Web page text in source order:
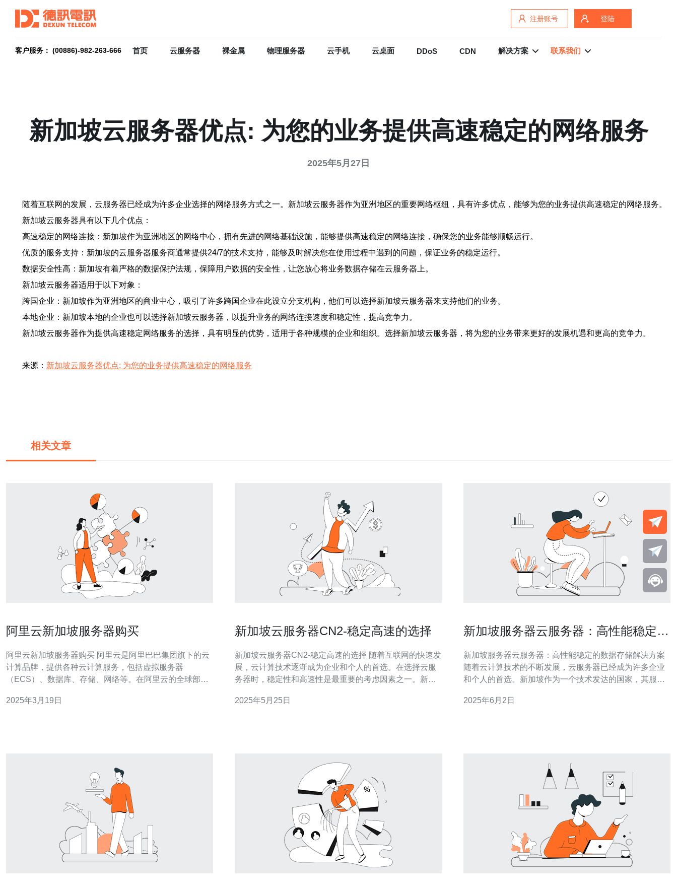
注册账号 登陆
客户服务： (00886)-982-263-666 首页 云服务器 裸金属 物理服务器 云手机 云桌面 DDoS CDN 解决方案 联系我们
新加坡云服务器优点: 为您的业务提供高速稳定的网络服务
2025年5月27日
随着互联网的发展，云服务器已经成为许多企业选择的网络服务方式之一。新加坡云服务器作为亚洲地区的重要网络枢纽，具有许多优点，能够为您的业务提供高速稳定的网络服务。
新加坡云服务器具有以下几个优点：
高速稳定的网络连接：新加坡作为亚洲地区的网络中心，拥有先进的网络基础设施，能够提供高速稳定的网络连接，确保您的业务能够顺畅运行。
优质的服务支持：新加坡的云服务器服务商通常提供24/7的技术支持，能够及时解决您在使用过程中遇到的问题，保证业务的稳定运行。
数据安全性高：新加坡有着严格的数据保护法规，保障用户数据的安全性，让您放心将业务数据存储在云服务器上。
新加坡云服务器适用于以下对象：
跨国企业：新加坡作为亚洲地区的商业中心，吸引了许多跨国企业在此设立分支机构，他们可以选择新加坡云服务器来支持他们的业务。
本地企业：新加坡本地的企业也可以选择新加坡云服务器，以提升业务的网络连接速度和稳定性，提高竞争力。
新加坡云服务器作为提供高速稳定网络服务的选择，具有明显的优势，适用于各种规模的企业和组织。选择新加坡云服务器，将为您的业务带来更好的发展机遇和更高的竞争力。
来源： 新加坡云服务器优点: 为您的业务提供高速稳定的网络服务
相关文章
阿里云新加坡服务器购买
阿里云新加坡服务器购买 阿里云是阿里巴巴集团旗下的云
计算品牌，提供各种云计算服务，包括虚拟服务器
（ECS）、数据库、存储、网络等。在阿里云的全球部署
坡服务器可以帮助用户快速搭建稳定可靠的云计算环境。
2025年3月19日
新加坡云服务器CN2-稳定高速的选择
新加坡云服务器CN2-稳定高速的选择 随着互联网的快速发
展，云计算技术逐渐成为企业和个人的首选。在选择云服
务器时，稳定性和高速性是最重要的考虑因素之一。新加
优质的互联网服务，因此成为了许多人的首选。 CN2是指
2025年5月25日
新加坡服务器云服务器：高性能稳定的
新加坡服务器云服务器：高性能稳定的数据存储解决方案
随着云计算技术的不断发展，云服务器已经成为许多企业
和个人的首选。新加坡作为一个技术发达的国家，其服务
用户青睐。 新加坡服务器云服务器的优势主要体现在以下
2025年6月2日